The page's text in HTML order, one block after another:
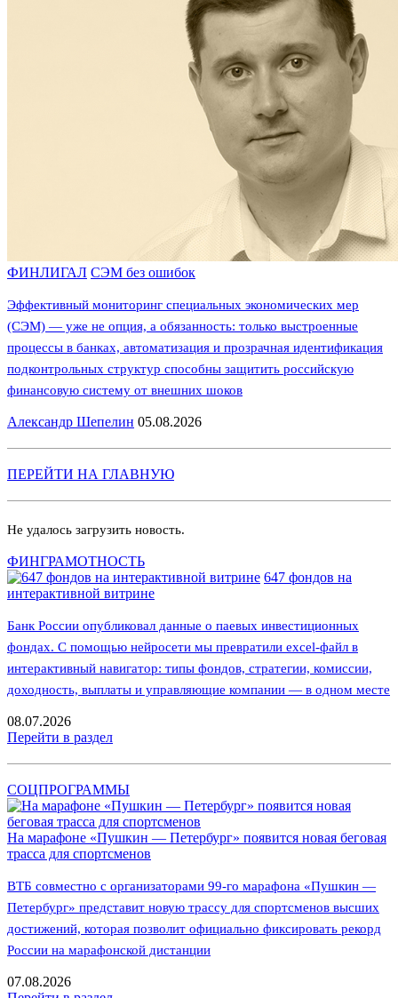
ФИНЛИГАЛ СЭМ без ошибок
Эффективный мониторинг специальных экономических мер
(СЭМ) — уже не опция, а обязанность: только выстроенные
процессы в банках, автоматизация и прозрачная идентификация
подконтрольных структур способны защитить российскую
финансовую систему от внешних шоков
Александр Шепелин 05.08.2026
ПЕРЕЙТИ НА ГЛАВНУЮ
Не удалось загрузить новость.
ФИНГРАМОТНОСТЬ
647 фондов на
интерактивной витрине
Банк России опубликовал данные о паевых инвестиционных
фондах. С помощью нейросети мы превратили excel-файл в
интерактивный навигатор: типы фондов, стратегии, комиссии,
доходность, выплаты и управляющие компании — в одном месте
08.07.2026
Перейти в раздел
СОЦПРОГРАММЫ
На марафоне «Пушкин — Петербург» появится новая беговая
трасса для спортсменов
ВТБ совместно с организаторами 99-го марафона «Пушкин —
Петербург» представит новую трассу для спортсменов высших
достижений, которая позволит официально фиксировать рекорд
России на марафонской дистанции
07.08.2026